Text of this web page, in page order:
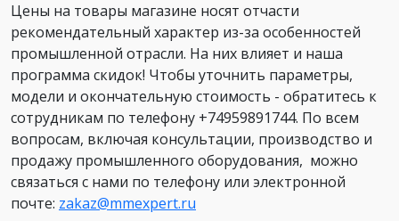
Цены на товары магазине носят отчасти
рекомендательный характер из-за особенностей
промышленной отрасли. На них влияет и наша
программа скидок! Чтобы уточнить параметры,
модели и окончательную стоимость - обратитесь к
сотрудникам по телефону +74959891744. По всем
вопросам, включая консультации, производство и
продажу промышленного оборудования, можно
связаться с нами по телефону или электронной
почте: zakaz@mmexpert.ru